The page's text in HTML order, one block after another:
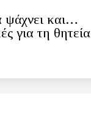
ψάχνει και…
για τη θητεία